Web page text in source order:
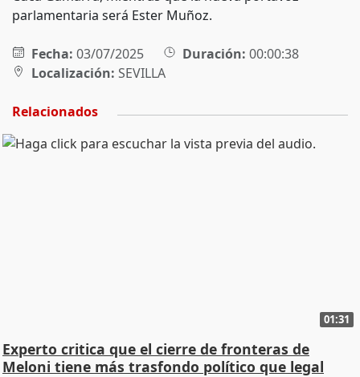
parlamentaria será Ester Muñoz.
Fecha: 03/07/2025 Duración: 00:00:38
Localización: SEVILLA
Relacionados
01:31
Experto critica que el cierre de fronteras de
Meloni tiene más trasfondo político que legal